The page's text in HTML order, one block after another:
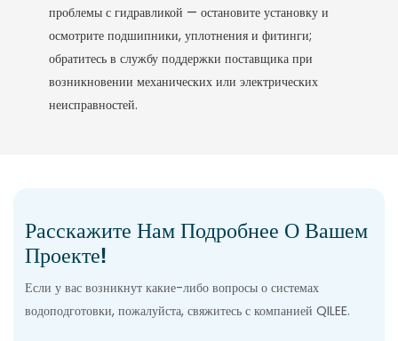
проблемы с гидравликой — остановите установку и
осмотрите подшипники, уплотнения и фитинги;
обратитесь в службу поддержки поставщика при
возникновении механических или электрических
неисправностей.
Расскажите Нам Подробнее О Вашем
Проекте!
Если у вас возникнут какие-либо вопросы о системах
водоподготовки, пожалуйста, свяжитесь с компанией QILEE.